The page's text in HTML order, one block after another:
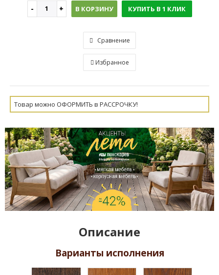
В КОРЗИНУ КУПИТЬ В 1 КЛИК
Сравнение
Избранное
Товар можно ОФОРМИТЬ в РАССРОЧКУ!
Описание
Варианты исполнения